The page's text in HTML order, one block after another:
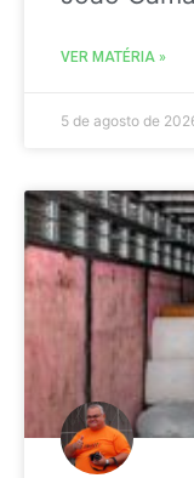
VER MATÉRIA »
5 de agosto de